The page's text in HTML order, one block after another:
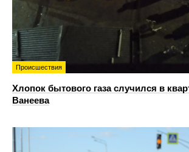
Происшествия
Хлопок бытового газа случился в
Ванеева